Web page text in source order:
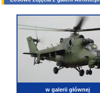
w galerii głównej